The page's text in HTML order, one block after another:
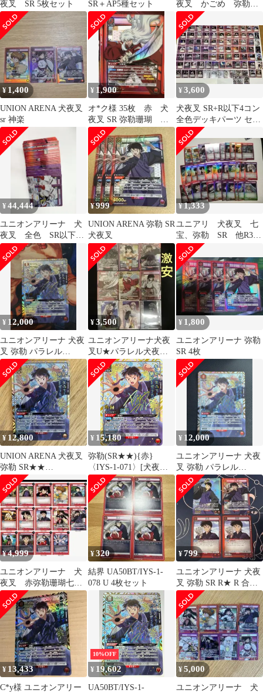
夜叉 SR 5枚セット SR＋AP5種セット
夜叉 かごめ 弥勒
珊瑚 桔梗 赤sr以下4
コン
¥ 1,400
UNION ARENA 犬夜叉
sr 神楽
¥ 1,900
オ*ク様 35枚 赤 犬
夜叉 SR 弥勒珊瑚 日
暮 デッキパーツ ユ
ニオンアリー
¥3,600
犬夜叉 SR+R以下4コン
全色デッキパーツ セミ
コンプ ユニオンアリー
ナユニアリ
¥44,444
ユニオンアリーナ 犬
夜叉 全色 SR以下4
コン
¥999
UNION ARENA 弥勒 SR
犬夜叉
¥1,333
ユニアリ 犬夜叉 七
宝、弥勒 SR 他R30
枚セット
¥ 12,000
ユニオンアリーナ 犬夜
叉 弥勒 パラレル
SR★★
¥3,500
ユニオンアリーナ犬夜
叉U★パラレル犬夜叉
SRなど18枚まとめ売
り！【極美品】
¥ 1,800
ユニオンアリーナ 弥勒
SR 4枚
¥ 12,800
UNION ARENA 犬夜叉
弥勒 SR★★
UA50BT/IYS 1-071
¥ 15,180
弥勒(SR★★){赤}
〈IYS-1-071〉[犬夜叉
【UA50BT】] ユニアリ
パラレル
¥ 12,000
ユニオンアリーナ 犬夜
叉 弥勒 パラレル
SR★★
¥4,999
ユニオンアリーナ 犬
夜叉 赤弥勒珊瑚七宝
デッキ+パーツ4コン
¥320
結界 UA50BT/IYS-1-
078 U 4枚セット
¥799
ユニオンアリーナ 犬夜
叉 弥勒 SR R★ R 合計4
枚セット
¥ 13,433
C*y様 ユニオンアリー
10%OFF
¥ 19,602
UA50BT/IYS-1-
¥5,000
ユニオンアリーナ 犬